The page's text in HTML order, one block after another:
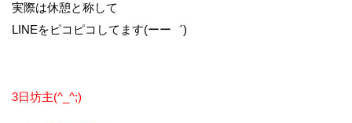
実際は休憩と称して
LINEをピコピコしてます(ーー゛)
3日坊主(^_^;)